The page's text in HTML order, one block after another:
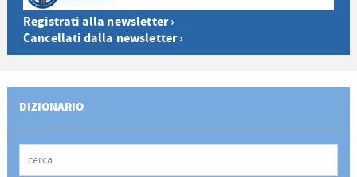
Registrati alla newsletter ›
Cancellati dalla newsletter ›
DIZIONARIO